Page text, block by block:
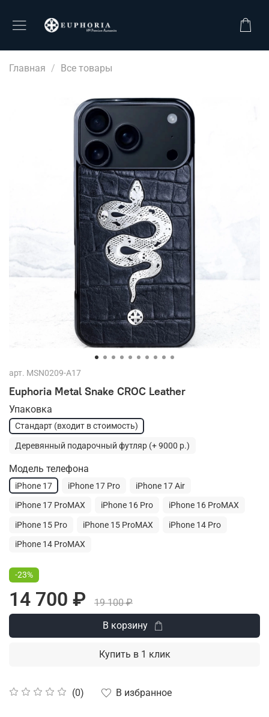
Главная Все товары
арт. MSN0209-A17
Euphoria Metal Snake CROC Leather
(0) В избранное
Упаковка
Стандарт (входит в стоимость)
Деревянный подарочный футляр (+ 9000 р.)
Модель телефона
iPhone 17 iPhone 17 Pro iPhone 17 Air
iPhone 17 ProMAX iPhone 16 Pro iPhone 16 ProMAX
iPhone 15 Pro iPhone 15 ProMAX iPhone 14 Pro
iPhone 14 ProMAX
-23%
14 700 ₽
19 100 ₽
В корзину
Купить в 1 клик